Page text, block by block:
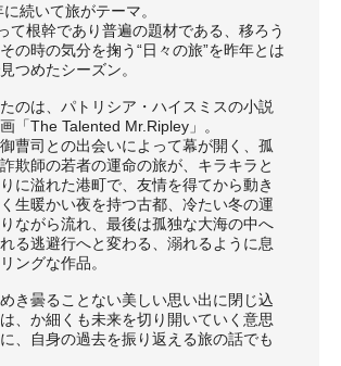
続いて旅がテーマ。
て根幹であり普遍の題材である、移ろう
の時の気分を掬う“日々の旅”を昨年とは
つめたシーズン。
のは、パトリシア・ハイスミスの小説
「The Talented Mr.Ripley」。
曹司との出会いによって幕が開く、孤
欺師の若者の運命の旅が、キラキラと
に溢れた港町で、友情を得てから動き
生暖かい夜を持つ古都、冷たい冬の運
ながら流れ、最後は孤独な大海の中へ
る逃避行へと変わる、溺れるように息
ングな作品。
き曇ることない美しい思い出に閉じ込
、か細くも未来を切り開いていく意思
、自身の過去を振り返える旅の話でも